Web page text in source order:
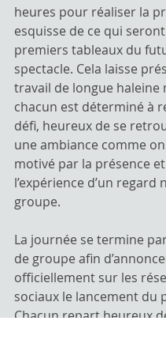
heures pour réaliser la
esquisse de ce qui
premiers tableaux du
spectacle. Cela laisse
travail de longue haleine
chacun est déterminé à
défi, heureux de se
une ambiance comme
motivé par la présence et
l’expérience d’un regard
groupe.
La journée se termine
de groupe afin
officiellement sur les
sociaux le lancement du
Chacun repart heureux